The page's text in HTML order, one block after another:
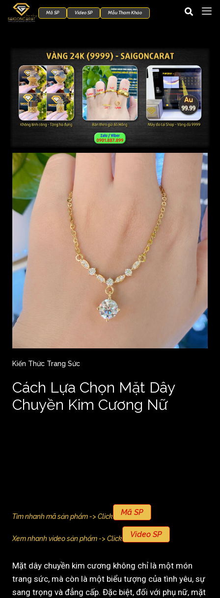
Mã SP Video SP Mẫu Tham Khảo
Kiến Thức Trang Sức
Cách Lựa Chọn Mặt Dây
Chuyền Kim Cương Nữ
Tìm nhanh mã sản phẩm -> Click Mã SP
Xem nhanh video sản phẩm -> Click Video SP
Mặt dây chuyền kim cương không chỉ là một món
trang sức, mà còn là một biểu tượng của tình yêu, sự
sang trọng và đẳng cấp. Đặc biệt, đối với phụ nữ, mặt